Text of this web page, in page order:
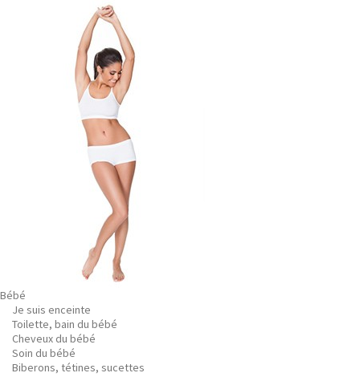
Bébé
Je suis enceinte
Toilette, bain du bébé
Cheveux du bébé
Soin du bébé
Biberons, tétines, sucettes